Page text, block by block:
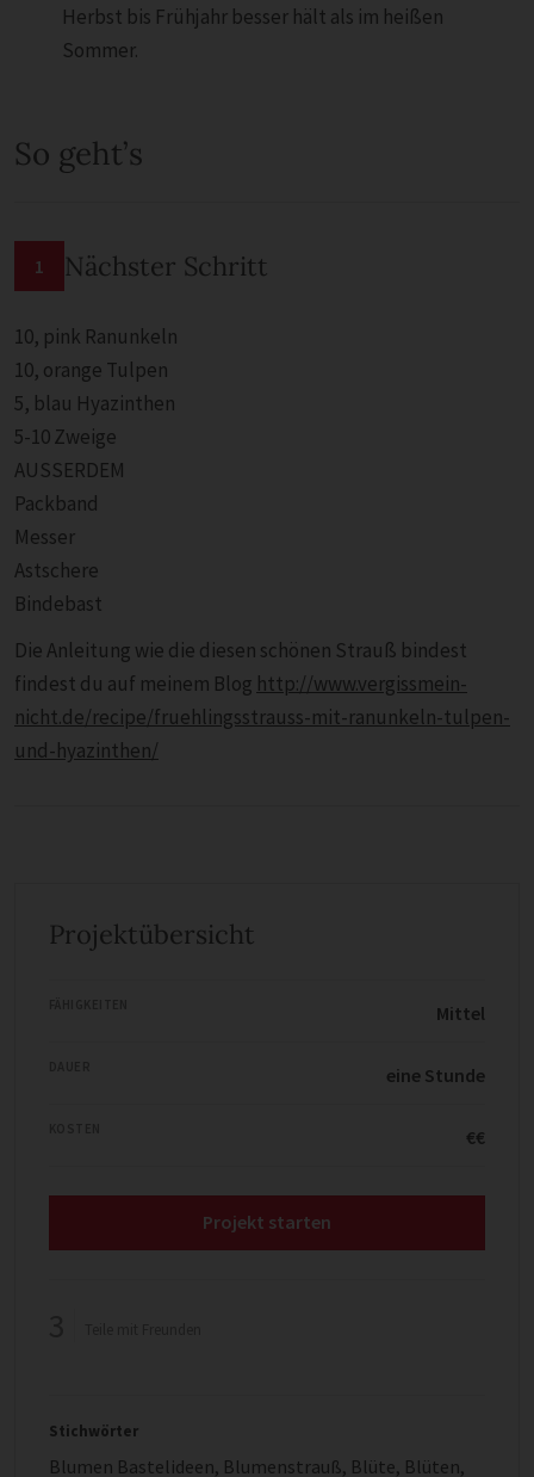
Herbst bis Frühjahr besser hält als im heißen
Sommer.
So geht’s
1 Nächster Schritt
10, pink Ranunkeln
10, orange Tulpen
5, blau Hyazinthen
5-10 Zweige
AUSSERDEM
Packband
Messer
Astschere
Bindebast
Die Anleitung wie die diesen schönen Strauß bindest
findest du auf meinem Blog http://www.vergissmein-
nicht.de/recipe/fruehlingsstrauss-mit-ranunkeln-tulpen-
und-hyazinthen/
Projektübersicht
Mittel
eine Stunde
€€
Projekt starten
Stichwörter
Blumen Bastelideen, Blumenstrauß, Blüte, Blüten,